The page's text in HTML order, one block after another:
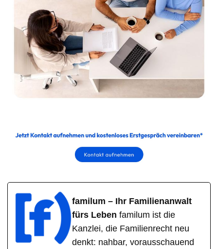
familum – Ihr Familienanwalt
fürs Leben familum ist die
Kanzlei, die Familienrecht neu
denkt: nahbar, vorausschauend